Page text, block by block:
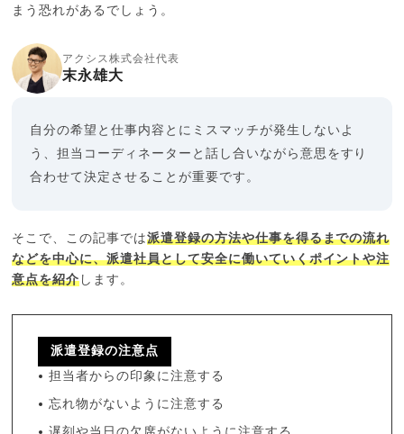
まう恐れがあるでしょう。
アクシス株式会社代表
末永雄大
自分の希望と仕事内容とにミスマッチが発生しないよ
う、担当コーディネーターと話し合いながら意思をすり
合わせて決定させることが重要です。
そこで、この記事では派遣登録の方法や仕事を得るまでの流れ
などを中心に、派遣社員として安全に働いていくポイントや注
意点を紹介 します。
派遣登録の注意点
担当者からの印象に注意する
忘れ物がないように注意する